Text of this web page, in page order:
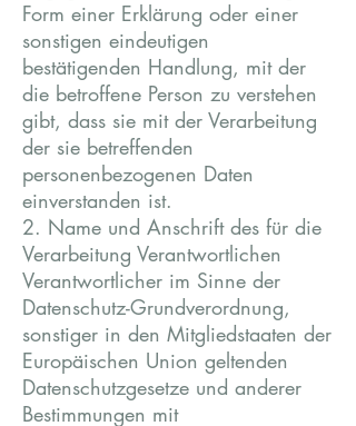
Form einer Erklärung oder einer
sonstigen eindeutigen
bestätigenden Handlung, mit der
die betroffene Person zu verstehen
gibt, dass sie mit der Verarbeitung
der sie betreffenden
personenbezogenen Daten
einverstanden ist.
2. Name und Anschrift des für die
Verarbeitung Verantwortlichen
Verantwortlicher im Sinne der
Datenschutz-Grundverordnung,
sonstiger in den Mitgliedstaaten der
Europäischen Union geltenden
Datenschutzgesetze und anderer
Bestimmungen mit